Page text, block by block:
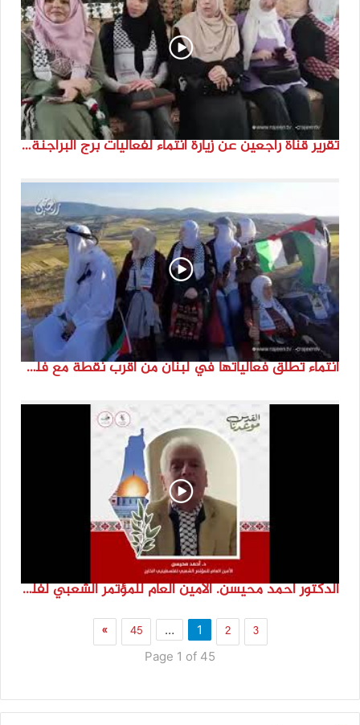
تقرير قناة راجعين عن زيارة انتماء لفعاليات برج البراجنة اعداد جنى شحرور
انتماء تطلق فعالياتها في لبنان من أقرب نقطة مع فلسطين المحتلة في ذكرى النكبة_74تقرير: جنى شحرور
الدكتور احمد محيسن. الامين العام للمؤتمر الشعبي لفلسطينيي الخارج
1 2 3
…
45
»
Page 1 of 45